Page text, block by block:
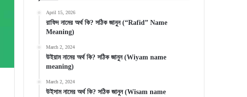
April 15, 2026
রাফিদ নামের অর্থ কি? সঠিক জানুন (“Rafid” Name
Meaning)
March 2, 2024
উইয়াম নামের অর্থ কি? সঠিক জানুন (Wiyam name
meaning)
March 2, 2024
উইসাম নামের অর্থ কি? সঠিক জানুন (Wisam name